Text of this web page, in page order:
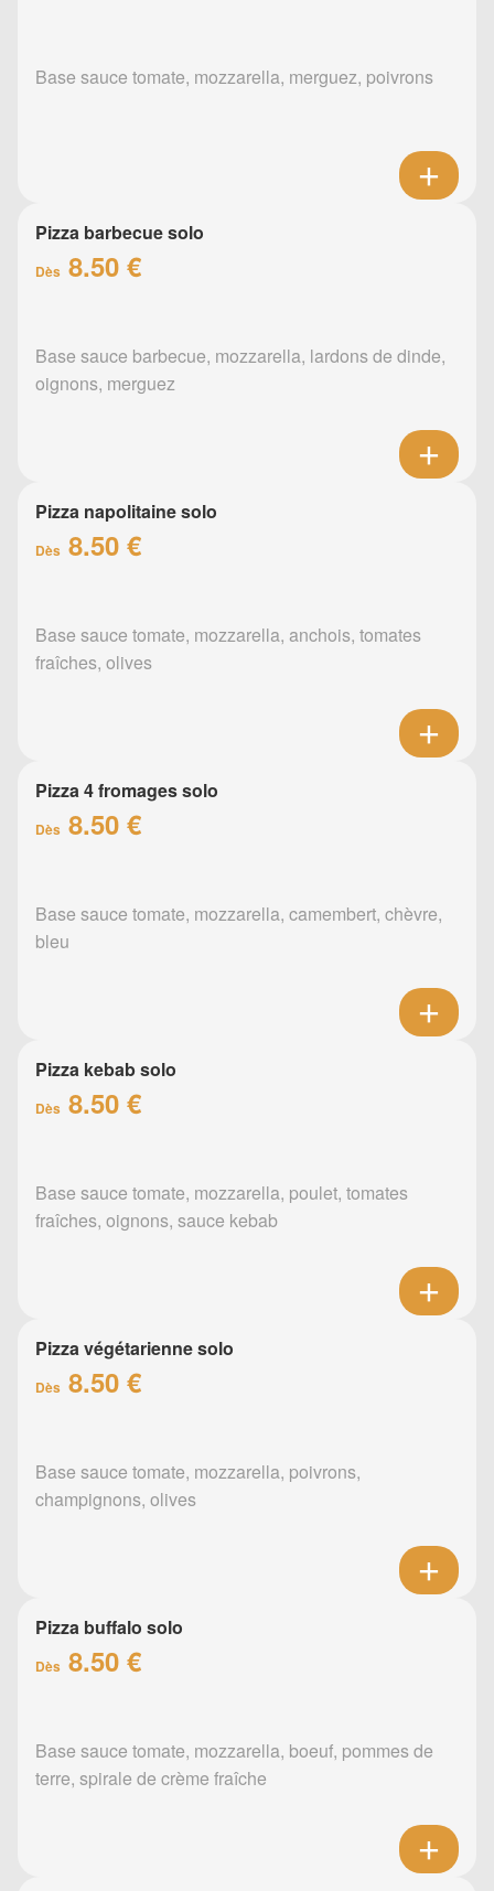
Base sauce tomate, mozzarella, merguez, poivrons
Pizza barbecue solo
Dès 8.50 €
Base sauce barbecue, mozzarella, lardons de dinde,
oignons, merguez
Pizza napolitaine solo
Dès 8.50 €
Base sauce tomate, mozzarella, anchois, tomates
fraîches, olives
Pizza 4 fromages solo
Dès 8.50 €
Base sauce tomate, mozzarella, camembert, chèvre,
bleu
Pizza kebab solo
Dès 8.50 €
Base sauce tomate, mozzarella, poulet, tomates
fraîches, oignons, sauce kebab
Pizza végétarienne solo
Dès 8.50 €
Base sauce tomate, mozzarella, poivrons,
champignons, olives
Pizza buffalo solo
Dès 8.50 €
Base sauce tomate, mozzarella, boeuf, pommes de
terre, spirale de crème fraîche